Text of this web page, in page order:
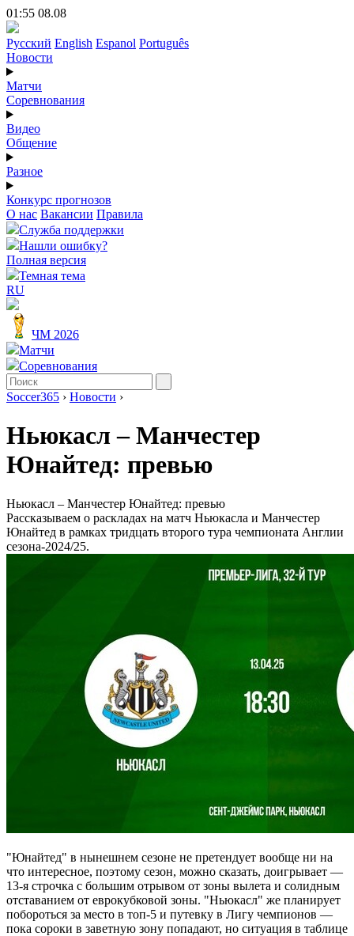
01:55 08.08
Русский English Espanol Português
Новости
Матчи
Соревнования
Видео
Общение
Разное
Конкурс прогнозов
О нас Вакансии Правила
Служба поддержки
Нашли ошибку?
Полная версия
Темная тема
RU
ЧМ 2026
Матчи
Соревнования
Soccer365 › Новости ›
Ньюкасл – Манчестер
Юнайтед: превью
Ньюкасл – Манчестер Юнайтед: превью
Рассказываем о раскладах на матч Ньюкасла и Манчестер
Юнайтед в рамках тридцать второго тура чемпионата Англии
сезона-2024/25.
"Юнайтед" в нынешнем сезоне не претендует вообще ни на
что интересное, поэтому сезон, можно сказать, доигрывает —
13-я строчка с большим отрывом от зоны вылета и солидным
отставанием от еврокубковой зоны. "Ньюкасл" же планирует
побороться за место в топ-5 и путевку в Лигу чемпионов —
пока сороки в заветную зону попадают, но ситуация в таблице